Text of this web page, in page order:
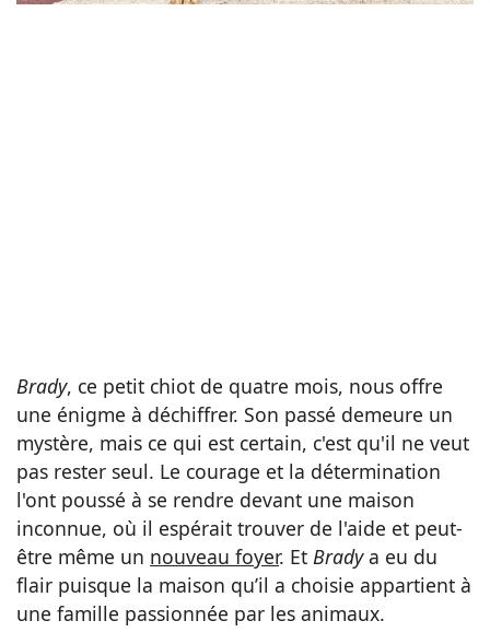
Brady, ce petit chiot de quatre mois, nous offre
une énigme à déchiffrer. Son passé demeure un
mystère, mais ce qui est certain, c'est qu'il ne veut
pas rester seul. Le courage et la détermination
l'ont poussé à se rendre devant une maison
inconnue, où il espérait trouver de l'aide et peut-
être même un nouveau foyer. Et Bradya eu du
flair puisque la maison qu’il a choisie appartient à
une famille passionnée par les animaux.